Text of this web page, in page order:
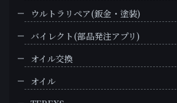
ウルトラリペア(鈑金・塗装)
バイレクト(部品発注アプリ)
オイル交換
オイル